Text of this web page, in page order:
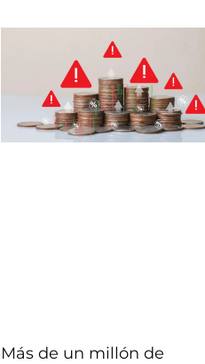
Más de un millón de